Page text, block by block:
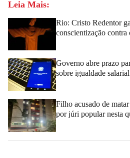
Leia Mais:
Rio: Cristo Redentor
conscientização
Governo abre prazo
sobre igualdade
Filho acusado de
por júri popular nesta